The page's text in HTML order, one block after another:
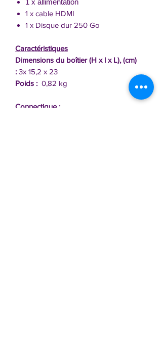
1 x cable HDMI
1 x Disque dur 250 Go
Caractéristiques
Dimensions du boîtier (H x l x L), (cm)
: 3x 15,2 x 23
Poids : 0,82 kg
Connectique :